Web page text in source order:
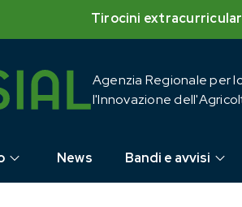
Tirocini
Agenzia Regionale per
l'Innovazione
News Bandi e avvisi